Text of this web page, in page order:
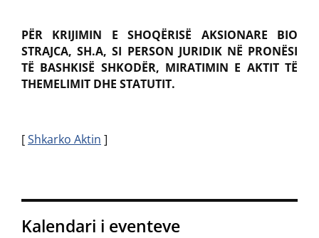
PËR KRIJIMIN E SHOQËRISË AKSIONARE BIO
STRAJCA, SH.A, SI PERSON JURIDIK NË PRONËSI
TË BASHKISË SHKODËR, MIRATIMIN E AKTIT TË
THEMELIMIT DHE STATUTIT.
[Shkarko Aktin ]
Kalendari i eventeve